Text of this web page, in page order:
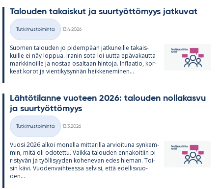
Ta­lou­den ta­kais­kut ja suur­työt­tö­myys jat­ku­vat
Kategoriat
Tutkimustoiminta
13.4.2026
Suo­men ta­lou­den jo pi­dem­pään jat­ku­neille ta­kais­
kuille ei näy lop­pua. Ira­nin sota loi uutta epä­va­kautta
mark­ki­noille ja nos­taa osal­taan hin­toja. In­flaa­tio, kor­
keat ko­rot ja vien­ti­ky­syn­nän heik­ke­ne­mi­nen...
Läh­tö­ti­lanne vuo­teen 2026: ta­lou­den nol­la­kasvu
ja suur­työt­tö­myys
Kategoriat
Tutkimustoiminta
13.3.2026
Vuosi 2026 al­koi mo­nella mit­ta­rilla ar­vioi­tuna syn­kem­
min, mitä oli odo­tettu. Vaikka ta­lou­den en­na­koi­tiin pi­
ris­ty­vän ja työl­li­syy­den ko­he­ne­van edes hie­man. Toi­
sin kävi. Vuo­den­vaih­teessa sel­visi, että edel­lis­vuo­
den...